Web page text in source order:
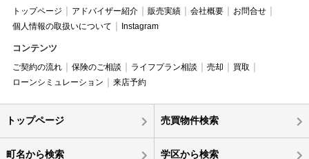
トップページ アドバイザー紹介 販売実績 会社概要
お問合せ
個人情報の取扱いについて
Instagram
コンテンツ
ご契約の流れ 保険のご相談 ライフプラン相談 売却
買取
ローンシミュレーション
来店予約
トップページ 売買物件検索
町名から検索 学区から検索